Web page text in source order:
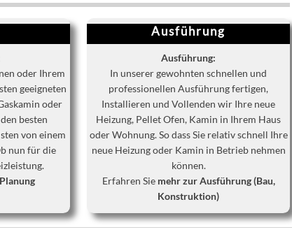
oder Ihrem
geeigneten
oder
besten
von einem
nun für die
Ausführung
Ausführung:
In unserer gewohnten schnellen und
professionellen Ausführung fertigen,
Installieren und Vollenden wir Ihre neue
Heizung, Pellet Ofen, Kamin in Ihrem Haus
oder Wohnung. So dass Sie relativ schnell Ihre
neue Heizung oder Kamin in Betrieb nehmen
können.
Erfahren Sie mehr zur Ausführung (Bau,
Konstruktion)